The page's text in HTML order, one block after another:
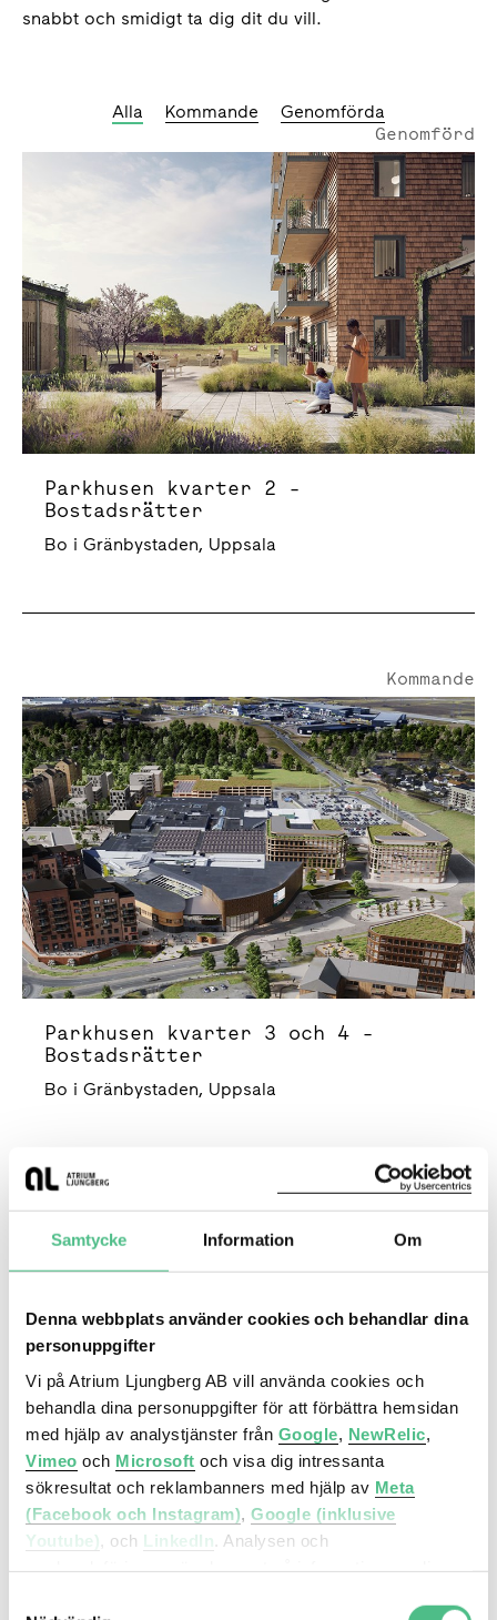
Samtycke Information Om
Denna webbplats använder cookies och behandlar dina
personuppgifter
Vi på Atrium Ljungberg AB vill använda cookies och
behandla dina personuppgifter för att förbättra hemsidan
med hjälp av analystjänster från Google NewRelic
Vimeo och Microsoft och visa dig intressanta
sökresultat och reklambanners med hjälp av Meta
(Facebook och Instagram) Google (inklusive
Youtube) , och LinkedIn . Analysen och
snabbt och smidigt ta dig dit du vill.
Alla Kommande Genomförda
Parkhusen kvarter 2 - Bostadsrätter
Genomförd
Parkhusen kvarter 2 -
Bostadsrätter
Bo i Gränbystaden, Uppsala
Parkhusen kvarter 3 och 4 - Bostadsrätter
Kommande
Parkhusen kvarter 3 och 4 -
Bostadsrätter
Bo i Gränbystaden, Uppsala
Entréhusen - Hyresrätter
Entréhusen - Hyresrätter
Bo i Gränbystaden, Uppsala